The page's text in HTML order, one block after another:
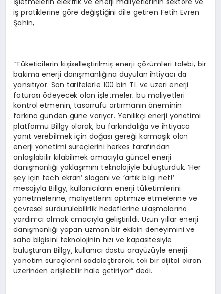
iş pratiklerine göre değiştiğini dile getiren Fetih Evren
Şahin,
“Tüketicilerin kişiselleştirilmiş enerji çözümleri talebi, bir
bakıma enerji danışmanlığına duyulan ihtiyacı da
yansıtıyor. Son tarifelerle 100 bin TL ve üzeri enerji
faturası ödeyecek olan işletmeler, bu maliyetleri
kontrol etmenin, tasarrufu artırmanın öneminin
farkına günden güne varıyor. Yenilikçi enerji yönetimi
platformu Billgy olarak, bu farkındalığa ve ihtiyaca
yanıt verebilmek için doğası gereği karmaşık olan
enerji yönetimi süreçlerini herkes tarafından
anlaşılabilir kılabilmek amacıyla güncel enerji
danışmanlığı yaklaşımını teknolojiyle buluşturduk. ‘Her
şey için tech ekran’ sloganı ve ‘artık bilgi net!’
mesajıyla Billgy, kullanıcıların enerji tüketimlerini
yönetmelerine, maliyetlerini optimize etmelerine ve
çevresel sürdürülebilirlik hedeflerine ulaşmalarına
yardımcı olmak amacıyla geliştirildi. Uzun yıllar enerji
danışmanlığı yapan uzman bir ekibin deneyimini ve
saha bilgisini teknolojinin hızı ve kapasitesiyle
buluşturan Billgy, kullanıcı dostu arayüzüyle enerji
yönetim süreçlerini sadeleştirerek, tek bir dijital ekran
üzerinden erişilebilir hale getiriyor” dedi.